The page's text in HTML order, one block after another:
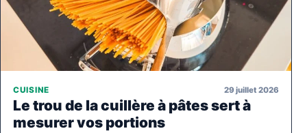
CUISINE 29 juillet 2026
Le trou de la cuillère à pâtes sert à
mesurer vos portions